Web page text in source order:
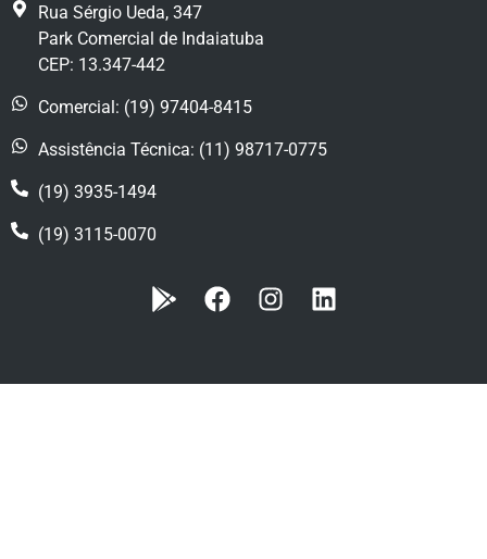
Rua Sérgio Ueda, 347
Park Comercial de Indaiatuba
CEP: 13.347-442
Comercial: (19) 97404-8415
Assistência Técnica: (11) 98717-0775
(19) 3935-1494
(19) 3115-0070